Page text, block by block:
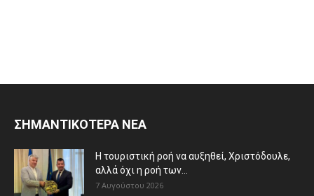
ΣΗΜΑΝΤΙΚΟΤΕΡΑ ΝΕΑ
Η τουριστική ροή να αυξηθεί, Χριστόδουλε,
αλλά όχι η ροή των...
7 Αυγούστου 2026